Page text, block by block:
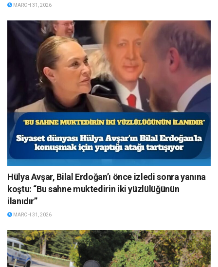
MARCH 31, 2026
Hülya Avşar, Bilal Erdoğan’ı önce izledi sonra yanına
koştu: “Bu sahne muktedirin iki yüzlülüğünün
ilanıdır”
MARCH 31, 2026